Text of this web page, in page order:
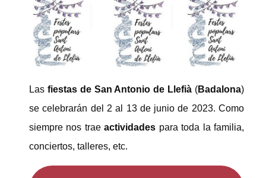
Las fiestas de San Antonio de Llefià (Badalona)
se celebrarán del 2 al 13 de junio de 2023. Como
siempre nos traeactividades para toda la familia,
conciertos, talleres, etc.